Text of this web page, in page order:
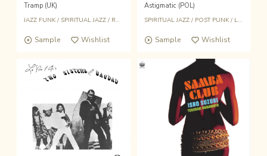
Tramp (UK)
JAZZ FUNK/ SPIRITUAL JAZZ/ RARE GROOVE
Sample Wishlist
Astigmatic (POL)
SPIRITUAL JAZZ/ POST PUNK/ LEFT FIELD
Sample Wishlist